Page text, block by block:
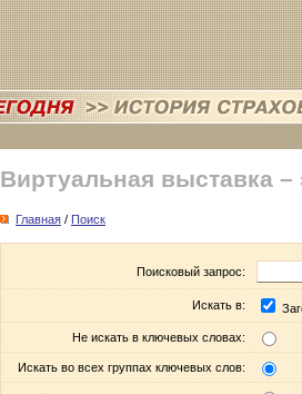
Виртуальная выставка –
Главная / Поиск
Поисковый запрос:
Искать в:
Не искать в ключевых словах:
Искать во всех группах ключевых слов: